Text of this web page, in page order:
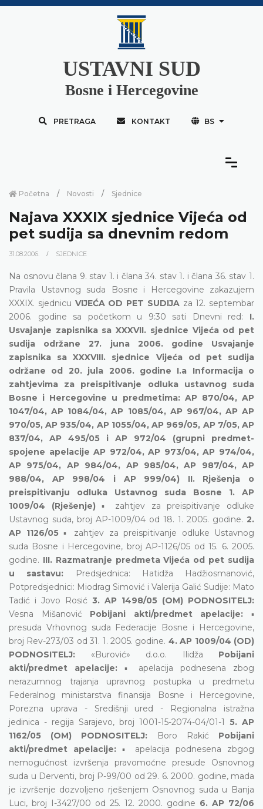
USTAVNI SUD
Bosne i Hercegovine
PRETRAGA KONTAKT BS
Početna Novosti Sjednice
Najava XXXIX sjednice Vijeća od
pet sudija sa dnevnim redom
31.08.2006. SJEDNICE
Na osnovu člana 9. stav 1. i člana 34. stav 1. i člana 36. stav 1.
Pravila Ustavnog suda Bosne i Hercegovine zakazujem
XXXIX. sjednicu VIJEĆA OD PET SUDIJAza 12. septembar
2006. godine sa početkom u 9:30 sati Dnevni red: I.
Usvajanje zapisnika sa XXXVII. sjednice Vijeća od pet
sudija održane 27. juna 2006. godine Usvajanje
zapisnika sa XXXVIII. sjednice Vijeća od pet sudija
održane od 20. jula 2006. godine I.a Informacija o
zahtjevima za preispitivanje odluka ustavnog suda
Bosne i Hercegovine u predmetima: AP 870/04, AP
1047/04, AP 1084/04, AP 1085/04, AP 967/04, AP AP
970/05, AP 935/04, AP 1055/04, AP 969/05, AP 7/05, AP
837/04, AP 495/05 i AP 972/04 (grupni predmet-
spojene apelacije AP 972/04, AP 973/04, AP 974/04,
AP 975/04, AP 984/04, AP 985/04, AP 987/04, AP
988/04, AP 998/04 i AP 999/04) II. Rješenja o
preispitivanju odluka Ustavnog suda Bosne 1. AP
1009/04 (Rješenje)▪ zahtjev za preispitivanje odluke
Ustavnog suda, broj AP-1009/04 od 18. 1. 2005. godine. 2.
AP 1126/05▪ zahtjev za preispitivanje odluke Ustavnog
suda Bosne i Hercegovine, broj AP-1126/05 od 15. 6. 2005.
godine. III. Razmatranje predmeta Vijeća od pet sudija
u sastavu: Predsjednica: Hatidža Hadžiosmanović,
Potpredsjednici: Miodrag Simović i Valerija Galić Sudije: Mato
Tadić i Jovo Rosić 3. AP 1498/05 (OM) PODNOSITELJ:
Vesna Mišanović Pobijani akti/predmet apelacije: ▪
presuda Vrhovnog suda Federacije Bosne i Hercegovine,
broj Rev-273/03 od 31. 1. 2005. godine. 4. AP 1009/04 (OD)
PODNOSITELJ: «Burović» d.o.o. Ilidža Pobijani
akti/predmet apelacije:▪ apelacija podnesena zbog
nerazumnog trajanja upravnog postupka u predmetu
Federalnog ministarstva finansija Bosne i Hercegovine,
Porezna uprava - Središnji ured - Regionalna istražna
jedinica - regija Sarajevo, broj 1001-15-2074-04/01-1 5. AP
1162/05 (OM) PODNOSITELJ:
Boro Rakić Pobijani
akti/predmet apelacije: ▪ apelacija podnesena zbgog
nemogućnost izvršenja pravomoćne presude Osnovnog
suda u Derventi, broj P-99/00 od 29. 6. 2000. godine, mada
je izvršenje dozvoljeno rješenjem Osnovnog suda u Banja
Luci, broj I-3427/00 od 25. 12. 2000. godine 6. AP 72/06